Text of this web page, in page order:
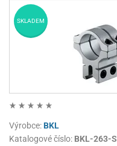
PŘÍSLUŠENSTVÍ
DETEKTORY KOVŮ
SKLADEM
Výrobce:BKL
Katalogové číslo: BKL-263-S